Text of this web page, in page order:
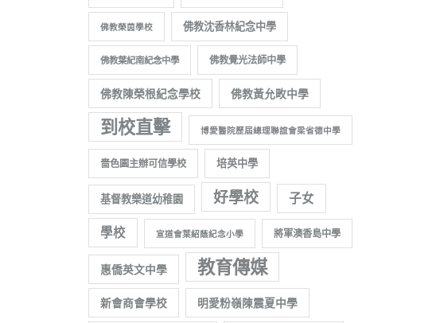
佛教榮茵學校 佛教沈香林紀念中學
佛教葉紀南紀念中學 佛教覺光法師中學
佛教陳榮根紀念學校 佛教黃允畋中學
到校直擊 博愛醫院歷屆總理聯誼會梁省德中學
嗇色園主辦可信學校 培英中學
基督教樂道幼稚園 好學校 子女
學校 宣道會葉紹蔭紀念小學 將軍澳香島中學
惠僑英文中學 教育傳媒
新會商會學校 明愛粉嶺陳震夏中學